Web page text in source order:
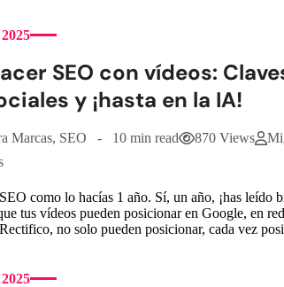
SEO con vídeos:
y ¡hasta en la IA!
Marcas, SEO 10 min read 870 Views
como lo hacías 1 año. Sí, un año, ¡has leído
tus vídeos pueden posicionar en Google, en
no solo pueden posicionar, cada vez